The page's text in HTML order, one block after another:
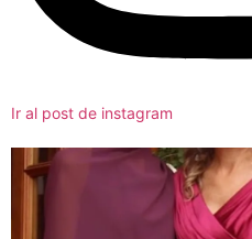
Ir al post de instagram